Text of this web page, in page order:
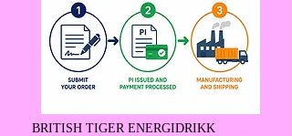
BRITISH TIGER ENERGIDRIKK